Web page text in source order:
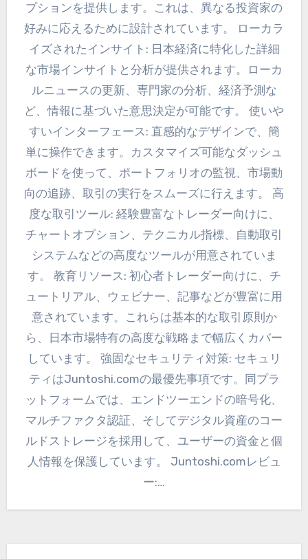
プションを提供します。これは、異なる投資家の
好みに応えるために設計されています。 ローカラ
イズされたインサイト: 日本経済に特化した詳細
な市場インサイトと分析が提供されます。ローカ
ルニュースの更新、専門家の分析、経済予測な
ど、情報に基づいた意思決定が可能です。 使いや
すいインターフェース: 直感的なデザインで、簡
単に操作できます。カスタマイズ可能なダッシュ
ボードを使って、ポートフォリオの監視、市場動
向の追跡、取引の実行をスムーズに行えます。 高
度な取引ツール: 経験豊富なトレーダー向けに、
チャートオプション、テクニカル指標、自動取引
システムなどの高度なツールが用意されていま
す。 教育リソース: 初心者トレーダー向けに、チ
ュートリアル、ウェビナー、記事などが豊富に用
意されています。これらは基本的な取引原則か
ら、日本市場特有の高度な戦略まで幅広くカバー
しています。 強固なセキュリティ対策: セキュリ
ティはJuntoshi.comの最優先事項です。同プラ
ットフォームでは、エンドツーエンドの暗号化、
マルチファクタ認証、そしてデジタル資産のコー
ルドストレージを採用して、ユーザーの資金と個
人情報を保護しています。 Juntoshi.comレビュ
ー:…